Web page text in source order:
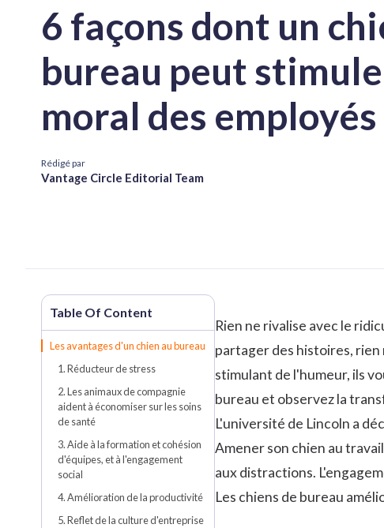
6 façons dont un
bureau peut
moral des employés
Rédigé par
Vantage Circle Editorial Team
Les avantages d'un chien au bureau
1. Réducteur de stress
2. Les animaux de compagnie
aident à économiser sur les soins
de santé
3. Aide à la formation et cohésion
d'équipes, et à l'engagement
social
4. Amélioration de la productivité
5. Reflet de la culture d'entreprise
Rien ne rivalise avec le
partager des histoires, rien
stimulant de l'humeur, ils
bureau et observez la
L'université de Lincoln a
Amener son chien au
aux distractions.
Les chiens de bureau